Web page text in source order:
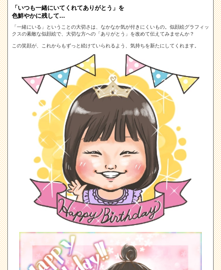
「いつも一緒にいてくれてありがとう」を
色鮮やかに残して…
「一緒にいる」ということの大切さは、なかなか気が付きにくいもの。似顔絵グラフィッ
クスの素敵な似顔絵で、大切な方への「ありがとう」を改めて伝えてみませんか？
この笑顔が、これからもずっと続けていられるよう、気持ちを新たにしてくれます。